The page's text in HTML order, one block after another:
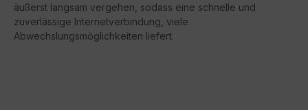
äußerst langsam vergehen, sodass eine schnelle und
zuverlässige Internetverbindung, viele
Abwechslungsmöglichkeiten liefert.